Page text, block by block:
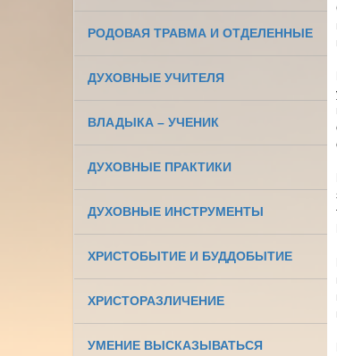
РОДОВАЯ ТРАВМА И ОТДЕЛЕННЫЕ
ДУХОВНЫЕ УЧИТЕЛЯ
ВЛАДЫКА – УЧЕНИК
ДУХОВНЫЕ ПРАКТИКИ
ДУХОВНЫЕ ИНСТРУМЕНТЫ
ХРИСТОБЫТИЕ И БУДДОБЫТИЕ
ХРИСТОРАЗЛИЧЕНИЕ
УМЕНИЕ ВЫСКАЗЫВАТЬСЯ